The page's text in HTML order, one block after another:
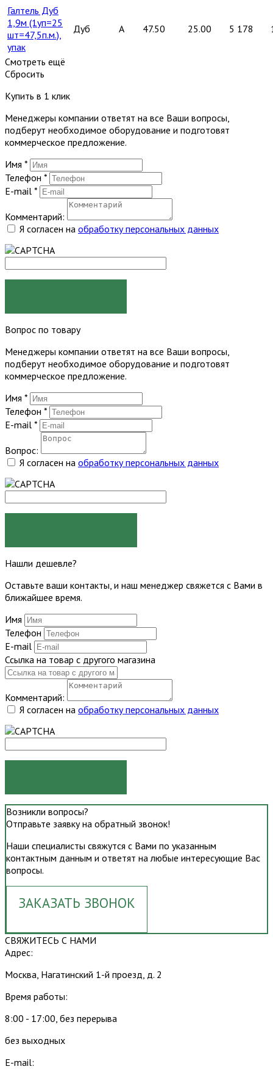
Галтель Дуб
1,9м (1уп=25
шт=47,5п.м.),
упак
Дуб A 47.50 25.00 5 178
Смотреть ещё
Сбросить
Купить в 1 клик
Менеджеры компании ответят на все Ваши вопросы,
подберут необходимое оборудование и подготовят
коммерческое предложение.
Имя *
Телефон *
E-mail *
Комментарий:
Я согласен на обработку персональных данных
Вопрос по товару
Менеджеры компании ответят на все Ваши вопросы,
подберут необходимое оборудование и подготовят
коммерческое предложение.
Имя *
Телефон *
E-mail *
Вопрос:
Я согласен на обработку персональных данных
Нашли дешевле?
Оставьте ваши контакты, и наш менеджер свяжется с Вами в
ближайшее время.
Имя
Телефон
E-mail
Ссылка на товар с другого магазина
Комментарий:
Я согласен на обработку персональных данных
Возникли вопросы?
Отправьте заявку на обратный звонок!
Наши специалисты свяжутся с Вами по указанным
контактным данным и ответят на любые интересующие Вас
вопросы.
ЗАКАЗАТЬ ЗВОНОК
СВЯЖИТЕСЬ С НАМИ
Адрес:
Москва, Нагатинский 1-й проезд, д. 2
Время работы:
8:00 - 17:00, без перерыва
без выходных
E-mail: